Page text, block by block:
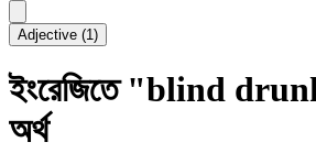
Adjective (1)
ইংরেজিতে "blind
অর্থ